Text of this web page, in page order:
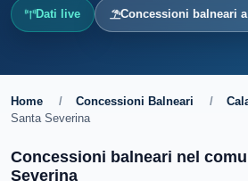
Dati live Concessioni balneari
Home / Concessioni Balneari /
Santa Severina
Concessioni balneari nel
Severina